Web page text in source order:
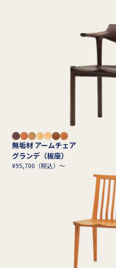
無垢材 アームチェア
グランデ（板座）
¥95,700（税込）～